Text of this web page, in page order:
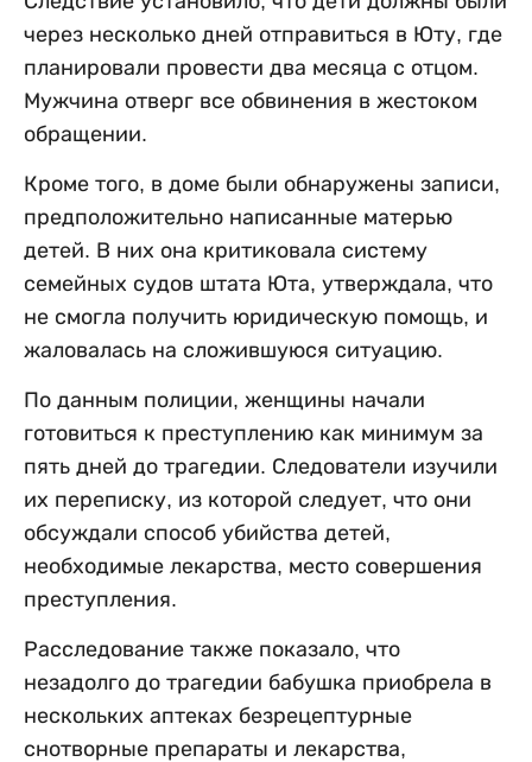
через несколько дней отправиться в Юту, где
планировали провести два месяца с отцом.
Мужчина отверг все обвинения в жестоком
обращении.
Кроме того, в доме были обнаружены записи,
предположительно написанные матерью
детей. В них она критиковала систему
семейных судов штата Юта, утверждала, что
не смогла получить юридическую помощь, и
жаловалась на сложившуюся ситуацию.
По данным полиции, женщины начали
готовиться к преступлению как минимум за
пять дней до трагедии. Следователи изучили
их переписку, из которой следует, что они
обсуждали способ убийства детей,
необходимые лекарства, место совершения
преступления.
Расследование также показало, что
незадолго до трагедии бабушка приобрела в
нескольких аптеках безрецептурные
снотворные препараты и лекарства,